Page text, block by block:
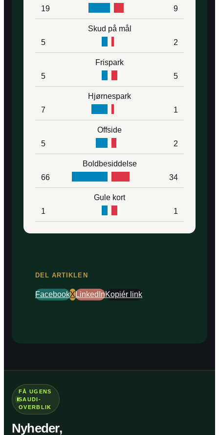
19
9
Skud på mål
5
2
Frispark
5
5
Hjørnespark
7
1
Offside
5
2
Boldbesiddelse
66
34
Gule kort
1
1
DEL ARTIKLEN
FacebookXLinkedInKopiér link
FÅ UGENS
SAUDI-
OVERBLIK
Nyheder,